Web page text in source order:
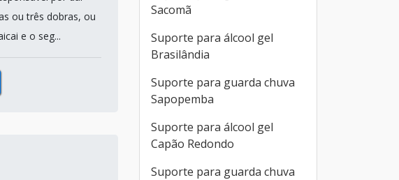
ou três dobras, ou
e o seg...
Sacomã
Suporte para álcool gel
Brasilândia
Suporte para guarda chuva
Sapopemba
Suporte para álcool gel
Capão Redondo
Suporte para guarda chuva